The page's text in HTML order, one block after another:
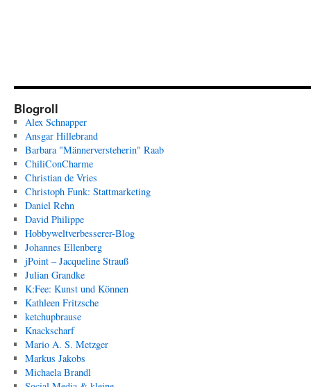
Blogroll
Alex Schnapper
Ansgar Hillebrand
Barbara "Männerversteherin" Raab
ChiliConCharme
Christian de Vries
Christoph Funk: Stattmarketing
Daniel Rehn
David Philippe
Hobbyweltverbesserer-Blog
Johannes Ellenberg
jPoint – Jacqueline Strauß
Julian Grandke
K:Fee: Kunst und Können
Kathleen Fritzsche
ketchupbrause
Knackscharf
Mario A. S. Metzger
Markus Jakobs
Michaela Brandl